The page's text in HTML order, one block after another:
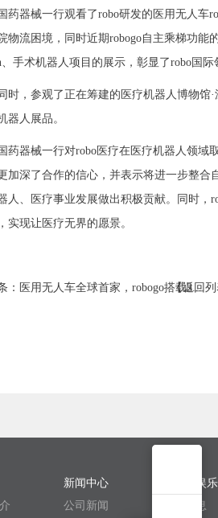
国药器械一行观看了robo研发的医用无人车
物流困境，同时近期robogo自主乘梯功能
、手术机器人项目的展示，彰显了robo国
同时，参观了正在筹建的医疗机器人博物馆
器人展品。
国药器械一行对robo医疗在医疗机器人领
加深了合作的信心，并表示将进一步整合
人、医疗事业发展做出积极贡献。同时，
实现让医疗无界的愿景。
：医用无人车全球首家，robogo搭载3...
【返回
新闻中心
公司新闻
联系pg娱
招聘信息